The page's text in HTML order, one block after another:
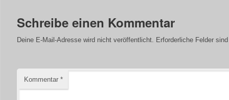
Schreibe einen Kommentar
Deine E-Mail-Adresse wird nicht veröffentlicht. Erforderliche Felder
Kommentar *